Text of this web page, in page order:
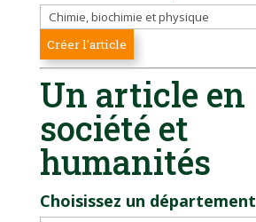
Un article en
société et
humanités
Choisissez un département